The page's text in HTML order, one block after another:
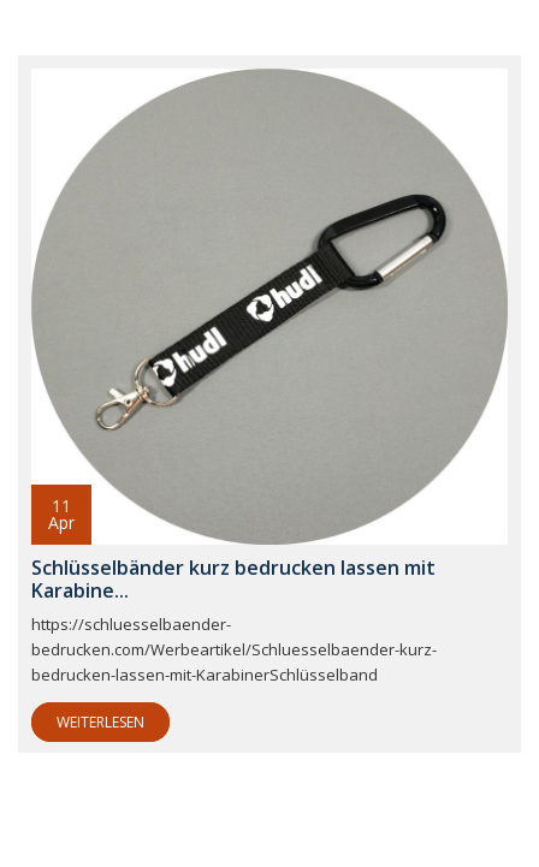
11
Apr
Schlüsselbänder kurz bedrucken lassen mit
Karabine...
https://schluesselbaender-
bedrucken.com/Werbeartikel/Schluesselbaender-kurz-
bedrucken-lassen-mit-KarabinerSchlüsselband
WEITERLESEN